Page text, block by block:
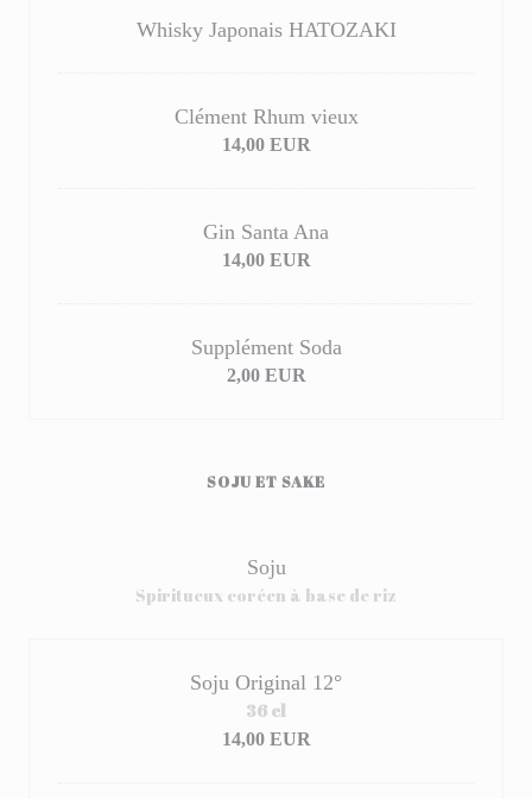
Whisky Japonais HATOZAKI
Clément Rhum vieux
14,00 EUR
Gin Santa Ana
14,00 EUR
Supplément Soda
2,00 EUR
SOJU ET SAKE
Soju
Spiritueux coréen à base de riz
Soju Original 12°
14,00 EUR
36 cl